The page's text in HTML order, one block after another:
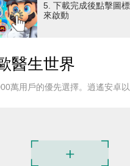
、奇諾比奧、瓦利歐、瓦
過關卡。
戰。
5. 下載完成後點擊圖標
來啟動
醫生世界
萬用戶的優先選擇。逍遙安卓